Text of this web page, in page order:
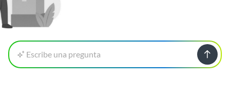
Escribe una pregunta